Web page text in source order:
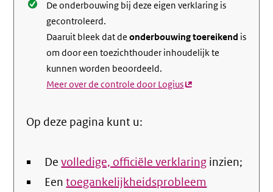
De onderbouwing bij deze eigen verklaring is
gecontroleerd.
Daaruit bleek dat deonderbouwing toereikend is
om door een toezichthouder inhoudelijk te
kunnen worden beoordeeld.
Meer over de controle door Logius(externe
Op deze pagina kunt u:
Devolledige, officiële verklaring inzien;
Eentoegankelijkheidsprobleem